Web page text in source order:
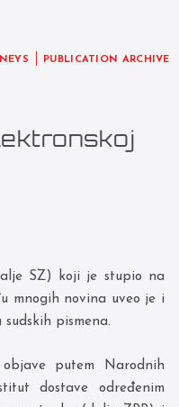
PUBLICATION ARCHIVE
SZ) koji je stupio na
mnogih novina uveo je i
pismena.
putem Narodnih
dostave određenim